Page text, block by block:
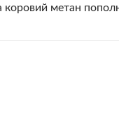
коровий метан